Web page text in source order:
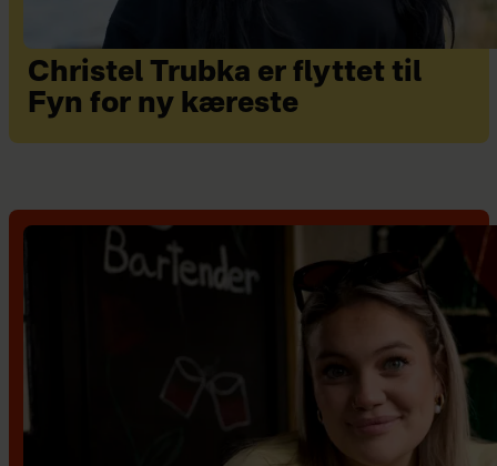
Christel Trubka er flyttet til
Fyn for ny kæreste